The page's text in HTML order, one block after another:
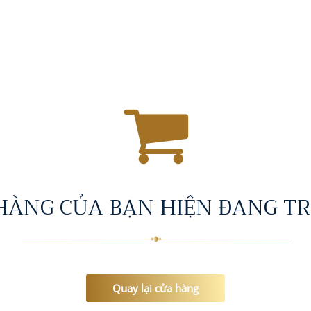
CỦA BẠN HIỆN ĐANG
Quay lại cửa hàng